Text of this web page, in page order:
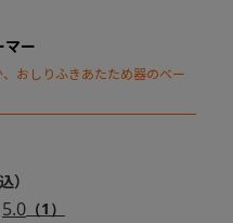
マー
おしりふきあたため器のベー
5.0（1）